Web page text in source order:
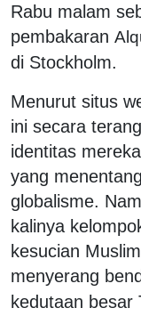
Rabu malam
pembakaran Alq
di Stockholm.
Menurut situs
ini secara
identitas
yang
globalisme.
kalinya
kesucian
menyerang
kedutaan besar